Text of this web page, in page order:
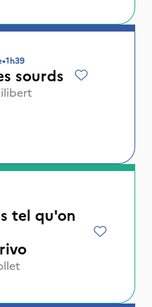
•1h39
sourds
tel qu'on